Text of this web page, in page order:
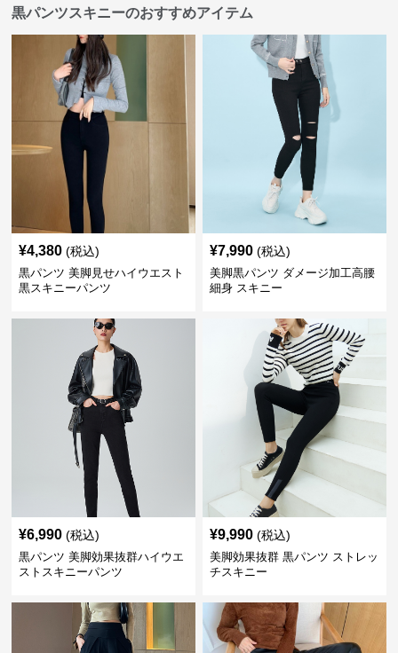
黒パンツスキニーのおすすめアイテム
¥4,380 (税込)
黒パンツ 美脚見せハイウエスト
黒スキニーパンツ
¥7,990 (税込)
美脚黒パンツ ダメージ加工高腰
細身 スキニー
¥6,990 (税込)
黒パンツ 美脚効果抜群ハイウエ
ストスキニーパンツ
¥9,990 (税込)
美脚効果抜群 黒パンツ ストレッ
チスキニー